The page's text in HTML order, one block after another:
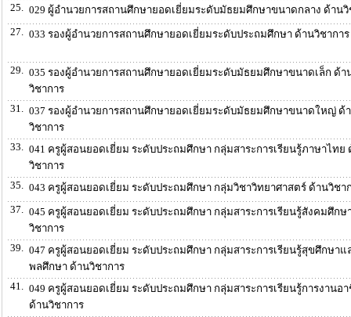
25.
029 ผู้อำนวยการสถานศึกษายอดเยี่ยมระดับมัธยมศึกษาขนาดกลาง ด้านวิ
27.
033 รองผู้อำนวยการสถานศึกษายอดเยี่ยมระดับประถมศึกษา ด้านวิชาการ
29.
035 รองผู้อำนวยการสถานศึกษายอดเยี่ยมระดับมัธยมศึกษาขนาดเล็ก ด้า
วิชาการ
31.
037 รองผู้อำนวยการสถานศึกษายอดเยี่ยมระดับมัธยมศึกษาขนาดใหญ่ ด้
วิชาการ
33.
041 ครูผู้สอนยอดเยี่ยม ระดับประถมศึกษา กลุ่มสาระการเรียนรู้ภาษาไทย
วิชาการ
35.
043 ครูผู้สอนยอดเยี่ยม ระดับประถมศึกษา กลุ่มวิชาวิทยาศาสตร์ ด้านวิชา
37.
045 ครูผู้สอนยอดเยี่ยม ระดับประถมศึกษา กลุ่มสาระการเรียนรู้สังคมศึกษ
วิชาการ
39.
047 ครูผู้สอนยอดเยี่ยม ระดับประถมศึกษา กลุ่มสาระการเรียนรู้สุขศึกษาแ
พลศึกษา ด้านวิชาการ
41.
049 ครูผู้สอนยอดเยี่ยม ระดับประถมศึกษา กลุ่มสาระการเรียนรู้การงานอ
ด้านวิชาการ